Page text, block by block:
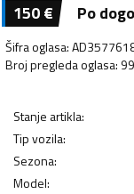
150€ Po
Šifra oglasa:
Broj pregleda oglasa:
Stanje artikla:
Tip vozila:
Sezona:
Model: